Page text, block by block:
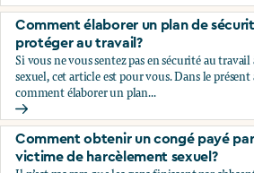
Comment élaborer un plan de
protéger au travail?
Si vous ne vous sentez pas en sécurité au
sexuel, cet article est pour vous. Dans le
comment élaborer un plan...
Comment élaborer un plan de
Comment obtenir un congé payé
victime de harcèlement sexuel?￼